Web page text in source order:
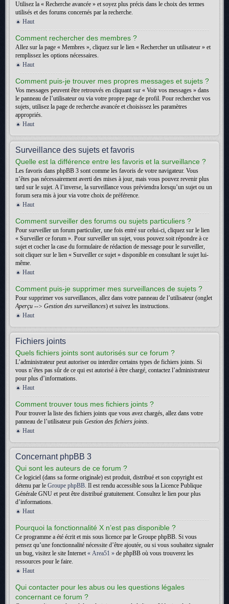
Utilisez la « Recherche avancée » et soyez plus précis dans le choix des termes
utilisés et des forums concernés par la recherche.
Haut
Comment rechercher des membres ?
Allez sur la page « Membres », cliquez sur le lien « Rechercher un utilisateur » et
remplissez les options nécessaires.
Haut
Comment puis-je trouver mes propres messages et sujets ?
Vos messages peuvent être retrouvés en cliquant sur « Voir vos messages » dans
le panneau de l’utilisateur ou via votre propre page de profil. Pour rechercher vos
sujets, utilisez la page de recherche avancée et choisissez les paramètres
appropriés.
Haut
Surveillance des sujets et favoris
Quelle est la différence entre les favoris et la surveillance ?
Les favoris dans phpBB 3 sont comme les favoris de votre navigateur. Vous
n’êtes pas nécessairement averti des mises à jour, mais vous pouvez revenir plus
tard sur le sujet. A l’inverse, la surveillance vous préviendra lorsqu’un sujet ou un
forum sera mis à jour via votre choix de préférence.
Haut
Comment surveiller des forums ou sujets particuliers ?
Pour surveiller un forum particulier, une fois entré sur celui-ci, cliquez sur le lien
« Surveiller ce forum ». Pour surveiller un sujet, vous pouvez soit répondre à ce
sujet et cocher la case du formulaire de rédaction de message pour le surveiller,
soit cliquer sur le lien « Surveiller ce sujet » disponible en consultant le sujet lui-
même.
Haut
Comment puis-je supprimer mes surveillances de sujets ?
Pour supprimer vos surveillances, allez dans votre panneau de l’utilisateur (onglet
Aperçu --> Gestion des surveillances) et suivez les instructions.
Haut
Fichiers joints
Quels fichiers joints sont autorisés sur ce forum ?
L’administrateur peut autoriser ou interdire certains types de fichiers joints. Si
vous n’êtes pas sûr de ce qui est autorisé à être chargé, contactez l’administrateur
pour plus d’informations.
Haut
Comment trouver tous mes fichiers joints ?
Pour trouver la liste des fichiers joints que vous avez chargés, allez dans votre
panneau de l’utilisateur puis Gestion des fichiers joints.
Haut
Concernant phpBB 3
Qui sont les auteurs de ce forum ?
Ce logiciel (dans sa forme originale) est produit, distribué et son copyright est
détenu par le Groupe phpBB. Il est rendu accessible sous la Licence Publique
Générale GNU et peut être distribué gratuitement. Consultez le lien pour plus
d’informations.
Haut
Pourquoi la fonctionnalité X n’est pas disponible ?
Ce programme a été écrit et mis sous licence par le Groupe phpBB. Si vous
pensez qu’une fonctionnalité nécessite d’être ajoutée, ou si vous souhaitez signaler
un bug, visitez le site Internet« Area51 » de phpBB où vous trouverez les
ressources pour le faire.
Haut
Qui contacter pour les abus ou les questions légales
concernant ce forum ?